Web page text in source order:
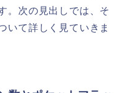
。次の見出しでは、そ
いて詳しく見ていきま